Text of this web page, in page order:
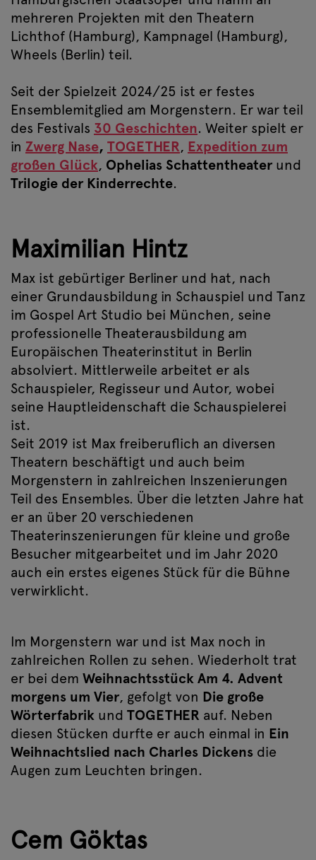
mehreren Projekten mit den Theatern
Lichthof (Hamburg), Kampnagel (Hamburg),
Wheels (Berlin) teil.
Seit der Spielzeit 2024/25 ist er festes
Ensemblemitglied am Morgenstern. Er war teil
des Festivals 30 Geschichten. Weiter spielt er
in Zwerg Nase, TOGETHER, Expedition zum
großen Glück, Ophelias Schattentheater und
Trilogie der Kinderrechte.
Maximilian Hintz
Max ist gebürtiger Berliner und hat, nach
einer Grundausbildung in Schauspiel und Tanz
im Gospel Art Studio bei München, seine
professionelle Theaterausbildung am
Europäischen Theaterinstitut in Berlin
absolviert. Mittlerweile arbeitet er als
Schauspieler, Regisseur und Autor, wobei
seine Hauptleidenschaft die Schauspielerei
ist.
Seit 2019 ist Max freiberuflich an diversen
Theatern beschäftigt und auch beim
Morgenstern in zahlreichen Inszenierungen
Teil des Ensembles. Über die letzten Jahre hat
er an über 20 verschiedenen
Theaterinszenierungen für kleine und große
Besucher mitgearbeitet und im Jahr 2020
auch ein erstes eigenes Stück für die Bühne
verwirklicht.
Im Morgenstern war und ist Max noch in
zahlreichen Rollen zu sehen. Wiederholt trat
er bei dem Weihnachtsstück Am 4. Advent
morgens um Vier, gefolgt von Die große
Wörterfabrik und TOGETHER auf. Neben
diesen Stücken durfte er auch einmal in Ein
Weihnachtslied nach Charles Dickens die
Augen zum Leuchten bringen.
Cem Göktas